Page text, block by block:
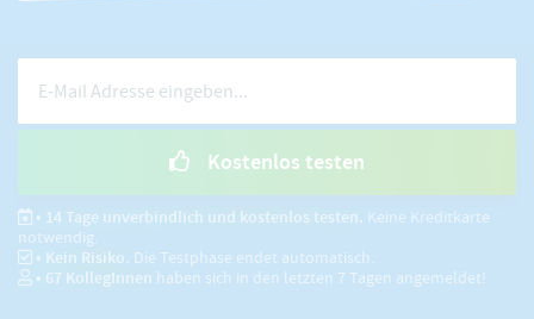
Kostenlos testen
• 14 Tage unverbindlich und kostenlos testen. Keine Kreditkarte
notwendig.
• Kein Risiko. Die Testphase endet automatisch.
• 67 KollegInnen haben sich in den letzten 7 Tagen angemeldet!